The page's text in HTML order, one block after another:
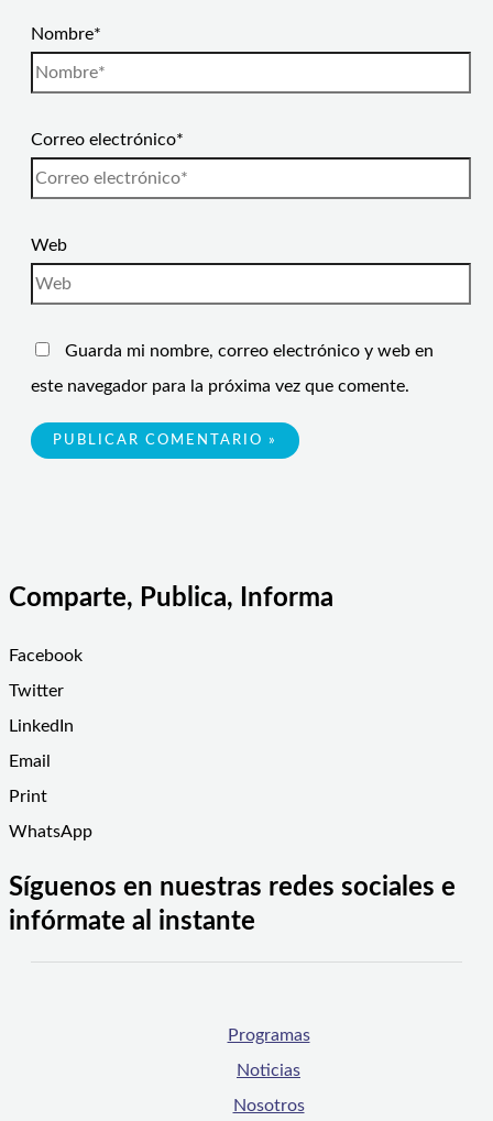
Nombre*
Correo electrónico*
Web
Guarda mi nombre, correo electrónico y web en
este navegador para la próxima vez que comente.
Comparte, Publica, Informa
Facebook
Twitter
LinkedIn
Email
Print
WhatsApp
Síguenos en nuestras redes sociales e
infórmate al instante
Programas
Noticias
Nosotros